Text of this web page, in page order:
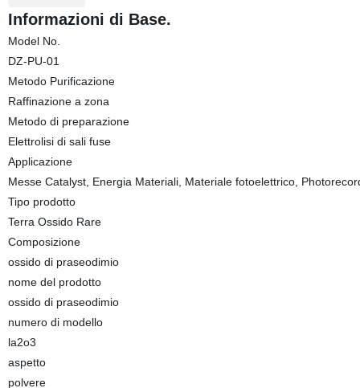
Informazioni di Base.
Model No.
DZ-PU-01
Metodo Purificazione
Raffinazione a zona
Metodo di preparazione
Elettrolisi di sali fuse
Applicazione
Messe Catalyst, Energia Materiali, Materiale fotoelettrico,
Tipo prodotto
Terra Ossido Rare
Composizione
ossido di praseodimio
nome del prodotto
ossido di praseodimio
numero di modello
la2o3
aspetto
polvere